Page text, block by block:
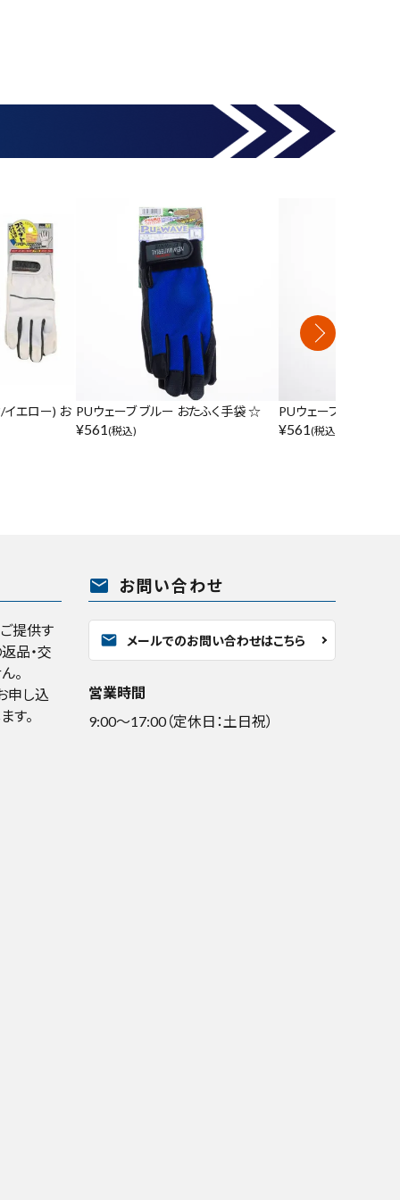
イエロー) お PUウェーブ ブルー おたふく手袋 ☆
¥561(税込)
PUウェーブ レッド お
¥561(税込)
提供す
品・交
。
申し込
す。
mail お問い合わせ
mail メールでのお問い合わせはこちら
営業時間
9:00～17:00（定休日：土日祝）